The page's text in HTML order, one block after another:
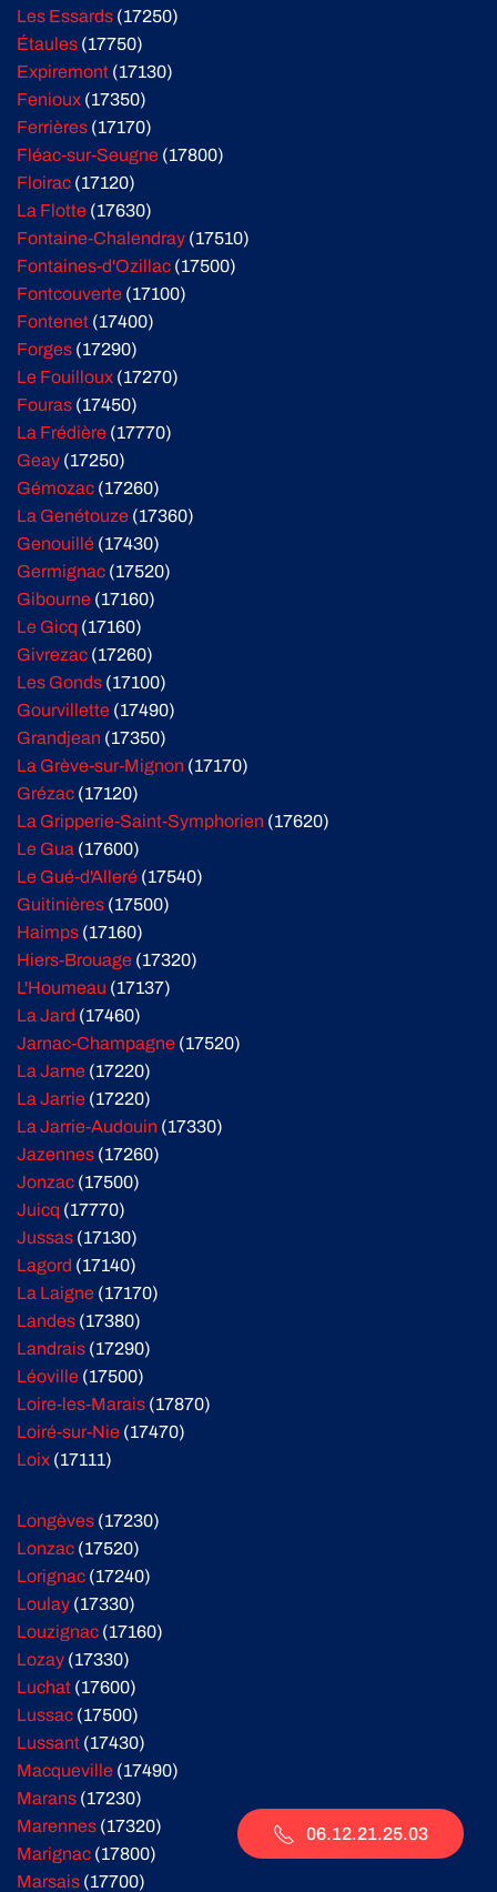
Les Essards (17250)
Étaules (17750)
Expiremont (17130)
Fenioux (17350)
Ferrières (17170)
Fléac-sur-Seugne (17800)
Floirac (17120)
La Flotte (17630)
Fontaine-Chalendray (17510)
Fontaines-d'Ozillac (17500)
Fontcouverte (17100)
Fontenet (17400)
Forges (17290)
Le Fouilloux (17270)
Fouras (17450)
La Frédière (17770)
Geay (17250)
Gémozac (17260)
La Genétouze (17360)
Genouillé (17430)
Germignac (17520)
Gibourne (17160)
Le Gicq (17160)
Givrezac (17260)
Les Gonds (17100)
Gourvillette (17490)
Grandjean (17350)
La Grève-sur-Mignon (17170)
Grézac (17120)
La Gripperie-Saint-Symphorien (17620)
Le Gua (17600)
Le Gué-d'Alleré (17540)
Guitinières (17500)
Haimps (17160)
Hiers-Brouage (17320)
L'Houmeau (17137)
La Jard (17460)
Jarnac-Champagne (17520)
La Jarne (17220)
La Jarrie (17220)
La Jarrie-Audouin (17330)
Jazennes (17260)
Jonzac (17500)
Juicq (17770)
Jussas (17130)
Lagord (17140)
La Laigne (17170)
Landes (17380)
Landrais (17290)
Léoville (17500)
Loire-les-Marais (17870)
Loiré-sur-Nie (17470)
Loix (17111)
Longèves (17230)
Lonzac (17520)
Lorignac (17240)
Loulay (17330)
Louzignac (17160)
Lozay (17330)
Luchat (17600)
Lussac (17500)
Lussant (17430)
Macqueville (17490)
Marans (17230)
Marennes (17320)
Marignac (17800)
Marsais (17700)
06.12.21.25.03